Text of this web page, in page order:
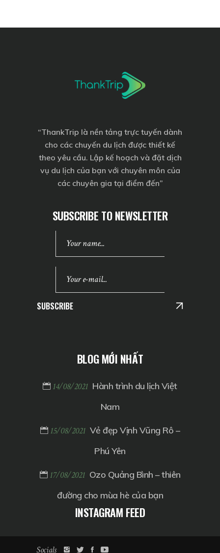
“ThankTrip là nền tảng trực tuyến dành
cho các chuyến du lịch được thiết kế
theo yêu cầu. Lập kế hoạch và đặt dịch
vụ du lịch của bạn với chuyên môn của
các chuyên gia tại điểm đến”
SUBSCRIBE TO NEWSLETTER
SUBSCRIBE
BLOG MỚI NHẤT
14/08/2021 Hành trình du lịch Việt
Nam
15/08/2021 Vẻ đẹp Vịnh Vũng Rô –
Phú Yên
17/08/2021 Ozo Quảng Bình – thiên
đường cho mùa hè của bạn
INSTAGRAM FEED
Socials